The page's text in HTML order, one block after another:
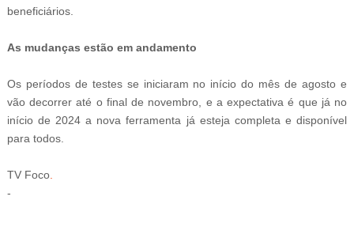
beneficiários.
As mudanças estão em andamento
Os períodos de testes se iniciaram no início do mês de agosto e
vão decorrer até o final de novembro, e a expectativa é que já no
início de 2024 a nova ferramenta já esteja completa e disponível
para todos.
TV Foco.
-